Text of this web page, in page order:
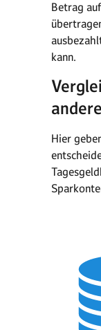
Betrag
kann.
Hier